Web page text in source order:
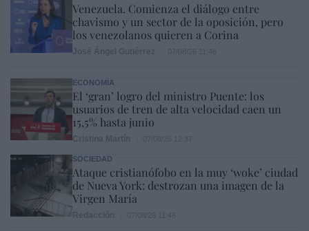
Venezuela. Comienza el diálogo entre
chavismo y un sector de la oposición, pero
los venezolanos quieren a Corina
ECONOMÍA
El ‘gran’ logro del ministro Puente: los
usuarios de tren de alta velocidad caen un
15,5% hasta junio
SOCIEDAD
Ataque cristianófobo en la muy ‘woke’ ciudad
de Nueva York: destrozan una imagen de la
Virgen María